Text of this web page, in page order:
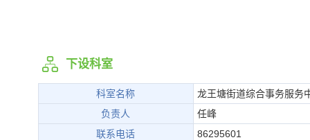
下设科室
科室名称
龙王塘街道综合事务服务
负责人
任峰
联系电话
86295601